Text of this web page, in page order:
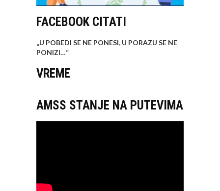
FACEBOOK CITATI
„U POBEDI SE NE PONESI, U PORAZU SE NE
PONIZI…“
VREME
AMSS STANJE NA PUTEVIMA